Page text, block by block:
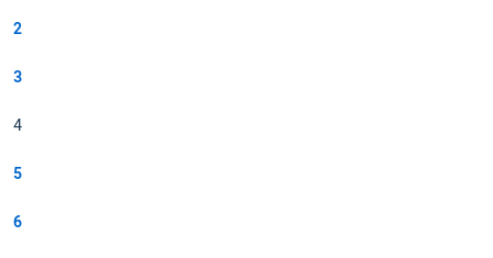
2
3
4
5
6